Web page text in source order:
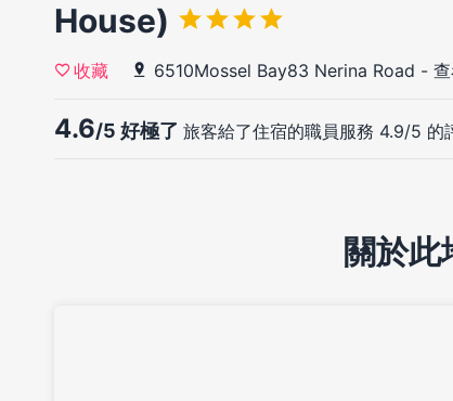
House)
收藏 6510Mossel Bay83 Nerina Road -
4.6/5 好極了 旅客給了住宿的職員服務 4.9/5 的
關於此